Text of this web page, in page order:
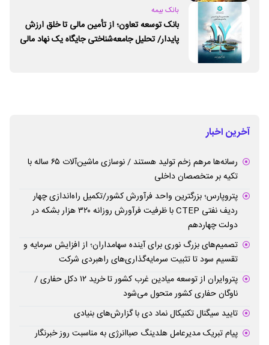
بانک بیمه
بانک توسعه تعاون؛ از تأمین مالی تا خلق ارزش
پایدار/ تحلیل جامعه‌شناختی جایگاه یک نهاد مالی
آخرین اخبار
رسانه‌ها مرهم زخم تولید هستند / نوسازی ماشین‌آلات ۶۵ ساله با
تکیه بر متخصصان داخلی
پتروپارس؛ بزرگترین واحد فرآورش کشور/تکمیل راه‌اندازی چهار
ردیف نفتی CTEP با ظرفیت فرآورش روزانه ۳۲۰ هزار بشکه در
دولت چهاردهم
تصمیم‌های بزرگ نوری برای آینده سهامداران؛ از افزایش سرمایه و
تقسیم سود تا تثبیت سرمایه‌گذاری‌های راهبردی شرکت
پتروایران از توسعه میادین غرب کشور تا خرید ۱۲ دکل حفاری /
ناوگان حفاری کشور متحول می‌شود
تایید سیگنال تکنیکال نماد دی با گزارش‌های بنیادی
پیام تبریک مدیرعامل هلدینگ صباانرژی به مناسبت روز خبرنگار